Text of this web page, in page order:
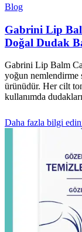
Blog
Gabrini Lip
Doğal Dudak
Gabrini Lip Balm
yoğun nemlendirme
ürünüdür. Her cilt
kullanımda
Daha fazla bilgi